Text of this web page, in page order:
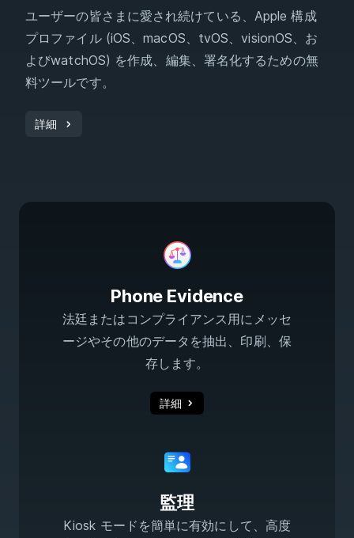
ユーザーの皆さまに愛され続けている、Apple 構成
プロファイル (iOS、macOS、tvOS、visionOS、お
よびwatchOS) を作成、編集、署名化するための無
料ツールです。
詳細
Phone Evidence
法廷またはコンプライアンス用にメッセ
ージやその他のデータを抽出、印刷、保
存します。
詳細
監理
Kiosk モードを簡単に有効にして、高度